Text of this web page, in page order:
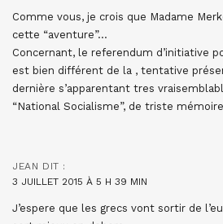
Comme vous, je crois que Madame
cette “aventure”…
Concernant, le referendum d’initiative
est bien différent de la , tentative
dernière s’apparentant tres
“National Socialisme”, de triste
JEAN DIT :
3 JUILLET 2015 À 5 H 39 MIN
J’espere que les grecs vont sortir de